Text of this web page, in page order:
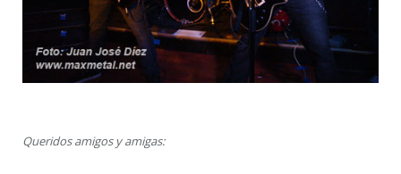
Queridos amigos y amigas: